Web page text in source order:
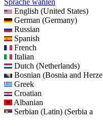
Sprache wählen
English (United States)
German (Germany)
Russian
Spanish
French
Italian
Dutch (Netherlands)
Bosnian (Bosnia and Herze
Greek
Croatian
Albanian
Serbian (Latin) (Serbia a